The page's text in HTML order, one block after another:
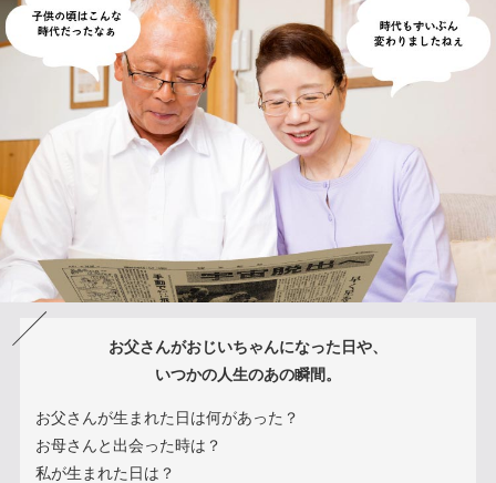
お父さんがおじいちゃんになった日や、
いつかの人生のあの瞬間。
お父さんが生まれた日は何があった？
お母さんと出会った時は？
私が生まれた日は？